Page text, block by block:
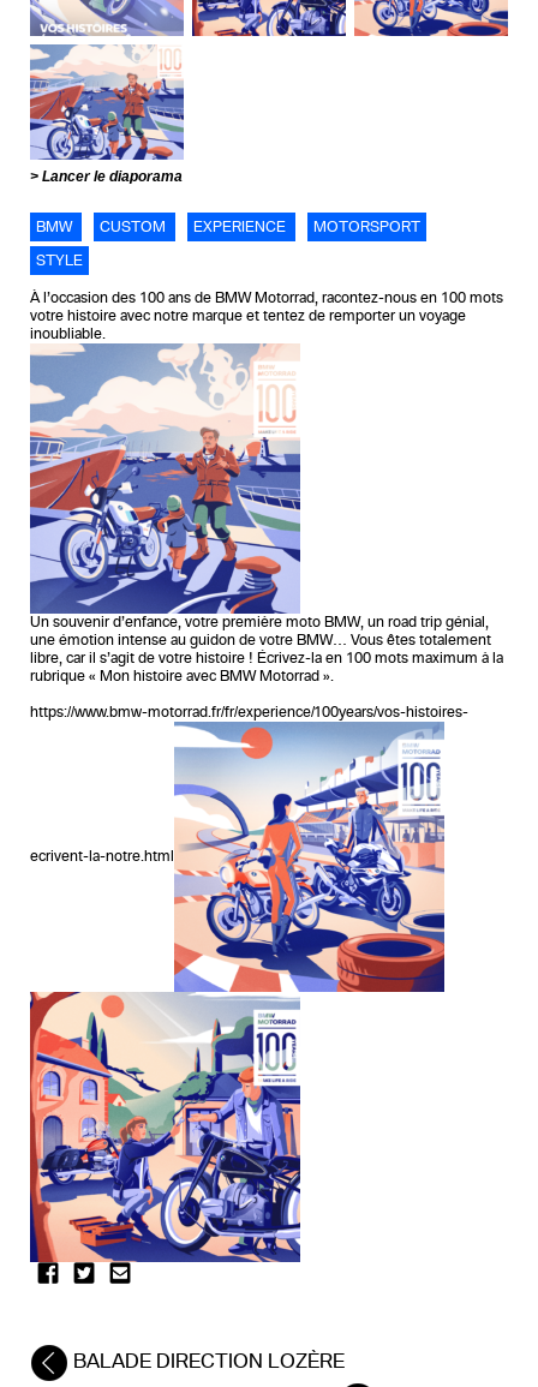
Lancer le diaporama
BMW CUSTOM EXPERIENCE
MOTORSPORT
STYLE
À l’occasion des 100 ans de BMW Motorrad, racontez-nous en 100 mots
votre histoire avec notre marque et tentez de remporter un voyage
inoubliable.
Un souvenir d’enfance, votre première moto BMW, un road trip génial,
une émotion intense au guidon de votre BMW… Vous êtes totalement
libre, car il s’agit de votre histoire ! Écrivez-la en 100 mots maximum à la
rubrique « Mon histoire avec BMW Motorrad ».
https://www.bmw-motorrad.fr/fr/experience/100years/vos-histoires-
ecrivent-la-notre.html
BALADE DIRECTION LOZÈRE